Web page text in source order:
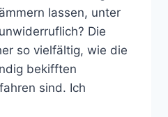
lassen, unter
Die
so vielfältig, wie die
bekifften
sind. Ich